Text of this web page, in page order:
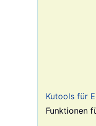
Kutools für
Funktionen